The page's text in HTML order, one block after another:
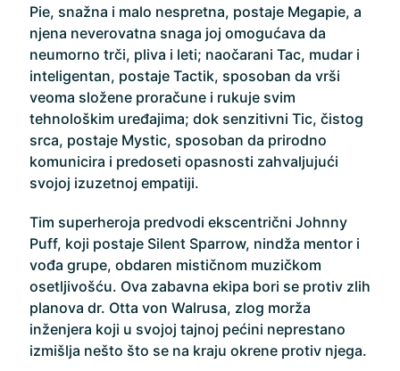
Pie, snažna i malo nespretna, postaje Megapie, a
njena neverovatna snaga joj omogućava da
neumorno trči, pliva i leti; naočarani Tac, mudar i
inteligentan, postaje Tactik, sposoban da vrši
veoma složene proračune i rukuje svim
tehnološkim uređajima; dok senzitivni Tic, čistog
srca, postaje Mystic, sposoban da prirodno
komunicira i predoseti opasnosti zahvaljujući
svojoj izuzetnoj empatiji.
Tim superheroja predvodi ekscentrični Johnny
Puff, koji postaje Silent Sparrow, nindža mentor i
vođa grupe, obdaren mističnom muzičkom
osetljivošću. Ova zabavna ekipa bori se protiv zlih
planova dr. Otta von Walrusa, zlog morža
inženjera koji u svojoj tajnoj pećini neprestano
izmišlja nešto što se na kraju okrene protiv njega.